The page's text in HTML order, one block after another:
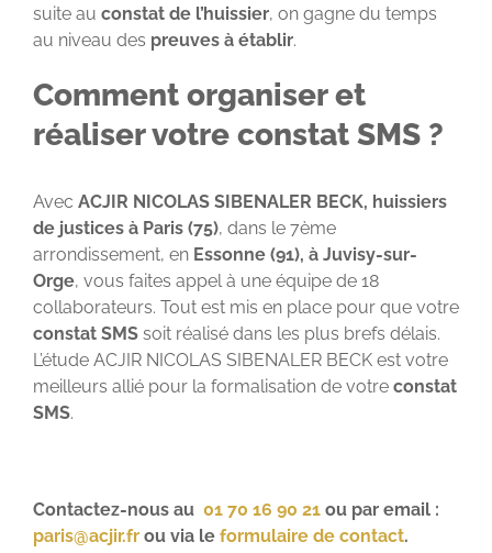
suite au constat de l’huissier, on gagne du temps
au niveau des preuves à établir.
Comment organiser et
réaliser votre constat SMS ?
Avec ACJIR NICOLAS SIBENALER BECK, huissiers
de justices à Paris (75), dans le 7ème
arrondissement, en Essonne (91), à Juvisy-sur-
Orge, vous faites appel à une équipe de 18
collaborateurs. Tout est mis en place pour que votre
constat SMS soit réalisé dans les plus brefs délais.
L’étude ACJIR NICOLAS SIBENALER BECK est votre
meilleurs allié pour la formalisation de votre constat
SMS.
Contactez-nous au 01 70 16 90 21 ou par email :
paris@acjir.fr ou via le formulaire de contact.